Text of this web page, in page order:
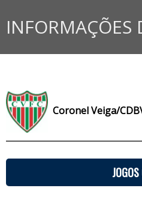
INFORMAÇÕES
Coronel Veiga/